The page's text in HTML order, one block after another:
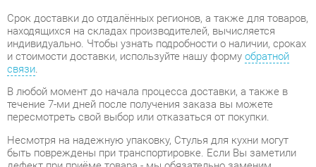
В любой момент до начала процесса доставки, а также в
течение 7-ми дней после получения заказа вы можете
пересмотреть свой выбор или отказаться от покупки.
Несмотря на надежную упаковку, Стулья для кухни могут
дефект при приёме товара - мы обязательно заменим
поврежденную деталь. Повторная доставка товара
обходится вам абсолютно бесплатно.
Мебель из категории Стулья для кухни обладаетгарантией
на 1 год, тогда как некоторые модели предлагают